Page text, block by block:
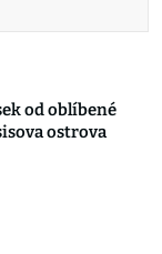
od oblíbené
ostrova